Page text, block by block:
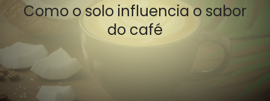
Como o solo influencia o sabor
do café